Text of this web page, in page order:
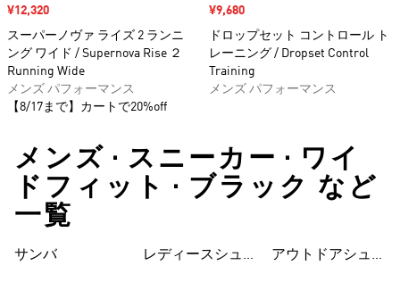
セール価格
¥12,320
スーパーノヴァ ライズ 2 ランニ
ング ワイド / Supernova Rise ２
Running Wide
メンズ パフォーマンス
【8/17まで】カートで20%off
セール価格
¥9,680
ドロップセット コントロール ト
レーニング / Dropset Control
Training
メンズ パフォーマンス
メンズ • スニーカー • ワイ
ドフィット • ブラック など
一覧
サンバ
レディースシュー
シューズ
アウトドアシュー